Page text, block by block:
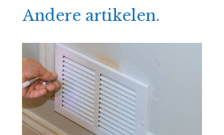
Andere artikelen.